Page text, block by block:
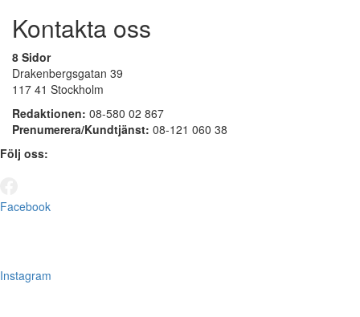
Kontakta oss
8 Sidor
Drakenbergsgatan 39
117 41 Stockholm
Redaktionen: 08-580 02 867
Prenumerera/Kundtjänst: 08-121 060 38
Följ oss:
Facebook
Instagram